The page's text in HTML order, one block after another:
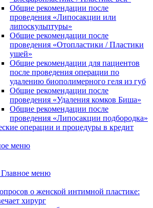
Общие рекомендации после
проведения «Липосакции или
липоскульптуры»
Общие рекомендации после
проведения «Отопластики / Пластики
ушей»
Общие рекомендации для пациентов
после проведения операции по
удалению биополимерного геля из губ
Общие рекомендации после
проведения «Удаления комков Биша»
Общие рекомендации после
проведения «Липосакции подбородка»
операции и процедуры в кредит
меню
меню
о женской интимной пластике:
хирург